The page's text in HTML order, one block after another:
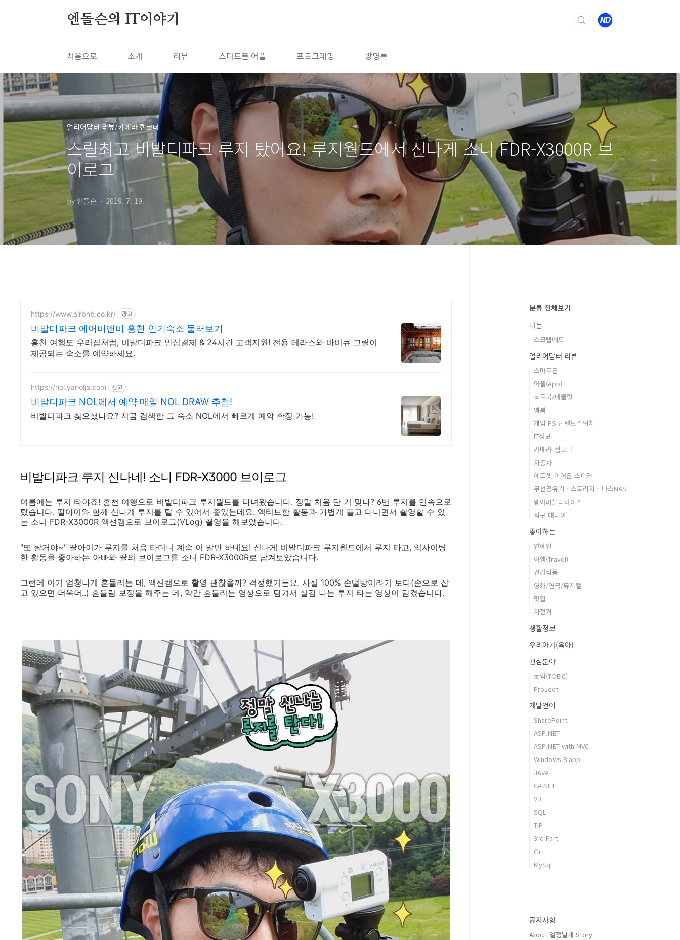
엔돌슨의 IT이야기
처음으로 소개 리뷰 스마트폰 어플 프로그래밍 방명록
얼리어답터 리뷰/카메라 캠코더
스릴최고 비발디파크 루지 탔어요! 루지월드에서 신나게 소니 FDR-X3000R 브
이로그
by 엔돌슨 2019. 7. 19.
https://www.airbnb.co.kr/ 광고
비발디파크 에어비앤비 홍천 인기숙소 둘러보기
홍천 여행도 우리집처럼, 비발디파크 안심결제 & 24시간 고객지원! 전용 테라스와 바비큐 그릴이
제공되는 숙소를 예약하세요.
https://nol.yanolja.com 광고
비발디파크 NOL에서 예약 매일 NOL DRAW 추첨!
비발디파크 찾으셨나요? 지금 검색한 그 숙소 NOL에서 빠르게 예약 확정 가능!
비발디파크 루지 신나네! 소니 FDR-X3000 브이로그
여름에는 루지 타야죠! 홍천 여행으로 비발디파크 루지월드를 다녀왔습니다. 정말 처음 탄 거 맞나? 6번 루지를 연속으로
탔습니다. 딸아이와 함께 신나게 루지를 탈 수 있어서 좋았는데요. 액티브한 활동과 가볍게 들고 다니면서 촬영할 수 있
는 소니 FDR-X3000R 액션캠으로 브이로그(VLog) 촬영을 해보았습니다.
"또 탈거야~" 딸아이가 루지를 처음 타더니 계속 이 말만 하네요! 신나게 비발디파크 루지월드에서 루지 타고, 익사이팅
한 활동을 좋아하는 아빠와 딸의 브이로그를 소니 FDR-X3000R로 남겨보았습니다.
그런데 이거 엄청나게 흔들리는 데, 액션캠으로 촬영 괜찮을까? 걱정했거든요. 사실 100% 손떨방이라기 보다(손으로 잡
고 있으면 더욱더..) 흔들림 보정을 해주는 데, 약간 흔들리는 영상으로 담겨서 실감 나는 루지 타는 영상이 담겼습니다.
분류 전체보기
나는
스크랩메모
얼리어답터 리뷰
스마트폰
어플(App)
노트북/태블릿
맥북
게임 PS 닌텐도스위치
IT정보
카메라 캠코더
자동차
헤드셋 이어폰 스피커
무선공유기 - 스토리지 - 나스NAS
웨어러블디바이스
직구 매니아
좋아하는
연예인
여행(Travel)
건강식품
영화/연극/뮤지컬
맛집
자전거
생활정보
우리아가(육아)
관심분야
토익(TOEIC)
ProJect
개발언어
SharePoint
ASP.NET
ASP.NET with MVC
Windows 8 app
JAVA
C#.NET
VB
SQL
TIP
3rd Part
C++
MySql
공지사항
About 열정날개 Story